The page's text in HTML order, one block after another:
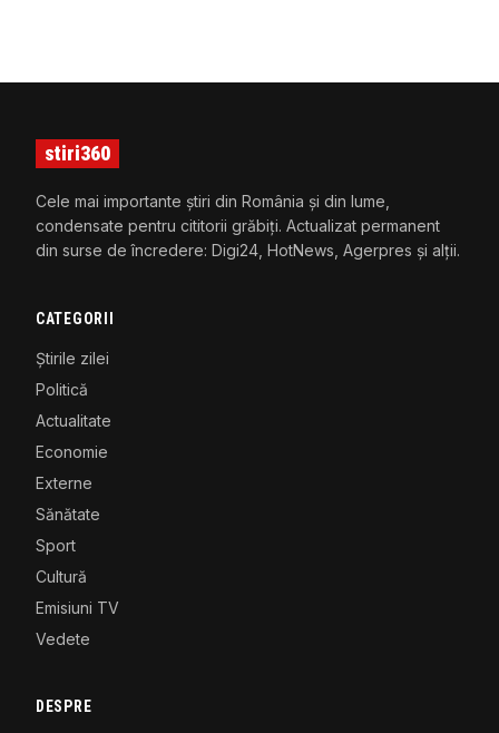
stiri360
Cele mai importante știri din România și din lume,
condensate pentru cititorii grăbiți. Actualizat permanent
din surse de încredere: Digi24, HotNews, Agerpres și alții.
CATEGORII
Știrile zilei
Politică
Actualitate
Economie
Externe
Sănătate
Sport
Cultură
Emisiuni TV
Vedete
DESPRE